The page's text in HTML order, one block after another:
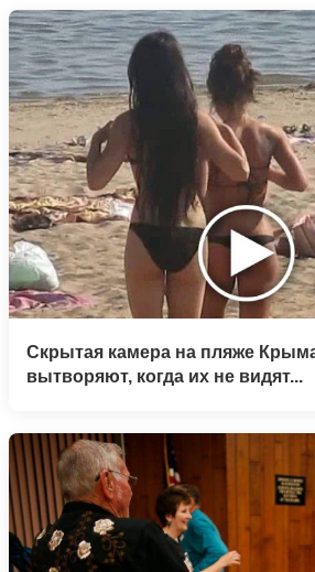
Скрытая камера на пляже
вытворяют, когда их не видят...